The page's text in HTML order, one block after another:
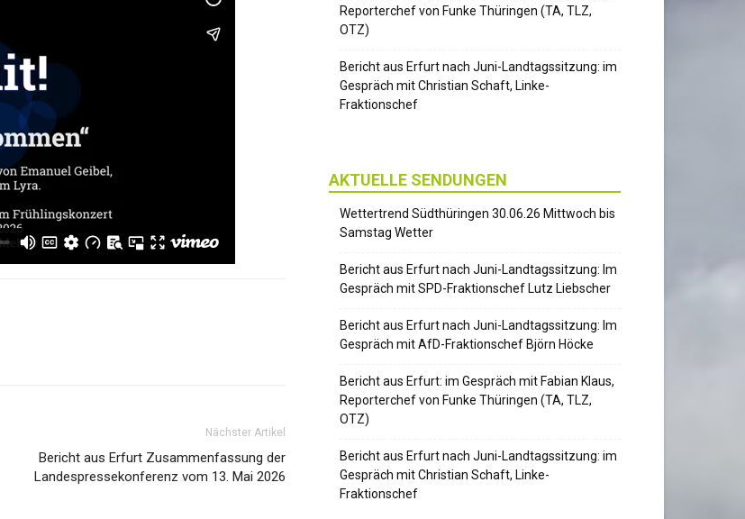
Nächster Artikel
Bericht aus Erfurt Zusammenfassung der
Landespressekonferenz vom 13. Mai 2026
Reporterchef von Funke Thüringen (TA, TLZ,
OTZ)
Bericht aus Erfurt nach Juni-Landtagssitzung: im
Gespräch mit Christian Schaft, Linke-
Fraktionschef
AKTUELLE SENDUNGEN
Wettertrend Südthüringen 30.06.26 Mittwoch bis
Samstag Wetter
Bericht aus Erfurt nach Juni-Landtagssitzung: Im
Gespräch mit SPD-Fraktionschef Lutz Liebscher
Bericht aus Erfurt nach Juni-Landtagssitzung: Im
Gespräch mit AfD-Fraktionschef Björn Höcke
Bericht aus Erfurt: im Gespräch mit Fabian Klaus,
Reporterchef von Funke Thüringen (TA, TLZ,
OTZ)
Bericht aus Erfurt nach Juni-Landtagssitzung: im
Gespräch mit Christian Schaft, Linke-
Fraktionschef